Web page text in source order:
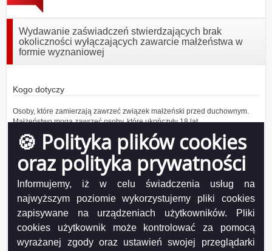
🍪 Polityka plików cookies
oraz polityka prywatności
Informujemy, iż w celu świadczenia usług na
najwyższym poziomie wykorzystujemy pliki cookies
zapisywane na urządzeniach użytkowników. Pliki
cookies użytkownik może kontrolować za pomocą
wyrażanej zgody oraz ustawień swojej przeglądarki
Wydawanie zaświadczeń stwierdzających brak
okoliczności wyłączających zawarcie małżeństwa w
formie wyznaniowej
Kogo dotyczy
Osoby, które zamierzają zawrzeć związek małżeński przed duchownym.
Małżeństwo mogą zawrzeć osoby, które ukończyły 18 lat.
Sąd może warunkowo zezwolić na małżeństwo kobiecie, która ukończyła
16 lat.
Czas realizacji
Niezwłocznie – do 30 dni,
Wymagane dokumenty
Dokument tożsamości do wglądu